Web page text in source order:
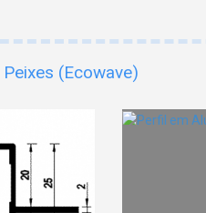
(Ecowave)